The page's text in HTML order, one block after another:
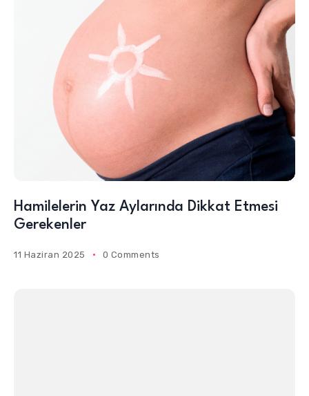
Hamilelerin Yaz Aylarında Dikkat Etmesi
Gerekenler
11 Haziran 2025 0 Comments